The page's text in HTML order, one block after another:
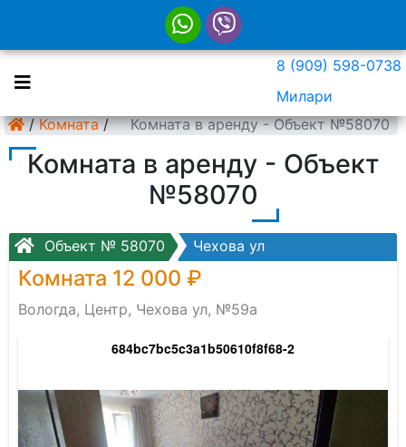
8 (909) 598-0738
Милари
/ Комната / Комната в аренду - Объект №58070
Комната в аренду - Объект
№58070
Объект № 58070 Чехова ул
Комната 12 000 ₽
Вологда, Центр, Чехова ул, №59а
684bc7bc5c3a1b50610f8f68-2